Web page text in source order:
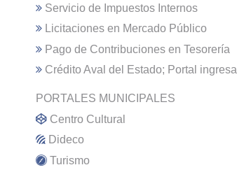
Servicio de Impuestos Internos
Licitaciones en Mercado Público
Pago de Contribuciones en Tesorería
Crédito Aval del Estado; Portal ingresa
PORTALES MUNICIPALES
Centro Cultural
Dideco
Turismo